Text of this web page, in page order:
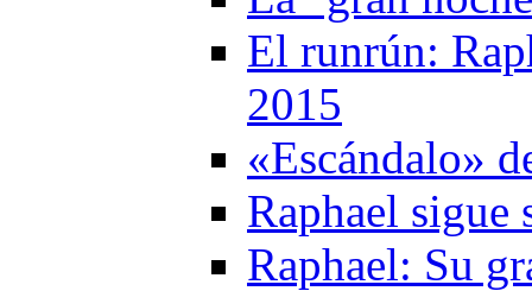
El runrún:
2015
«Escándalo»
Raphael sigue
Raphael: Su